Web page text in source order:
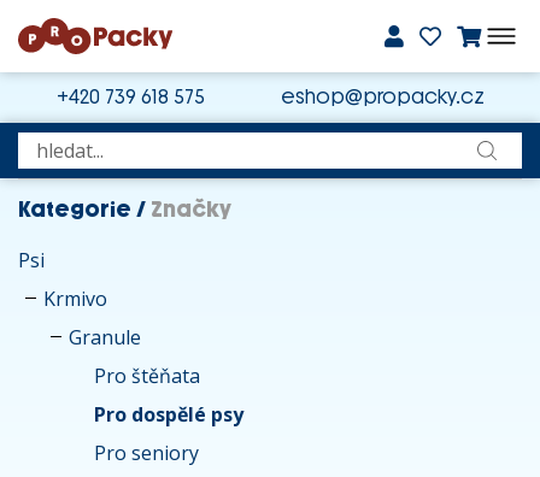
+420 739 618 575 eshop@propacky.cz
Kategorie / Značky
Psi
Krmivo
Granule
Pro štěňata
Pro dospělé psy
Pro seniory